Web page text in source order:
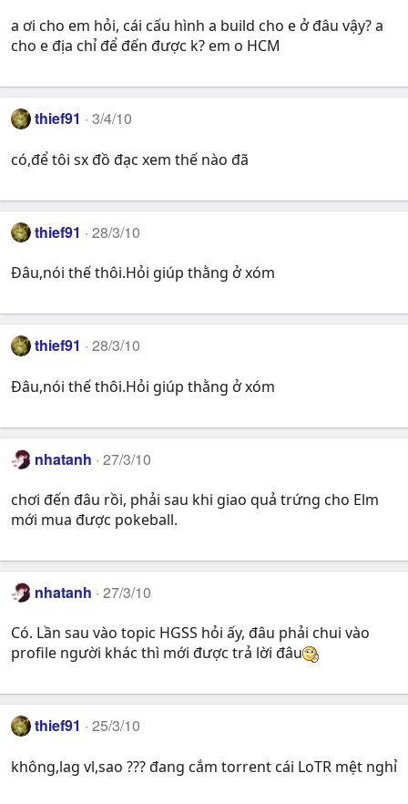
a ơi cho em hỏi, cái cấu hình a build cho e ở đâu vậy? a
cho e địa chỉ để đến được k? em o HCM
thief91 3/4/10
có,để tôi sx đồ đạc xem thế nào đã
thief91 28/3/10
Đâu,nói thế thôi.Hỏi giúp thằng ở xóm
thief91 28/3/10
Đâu,nói thế thôi.Hỏi giúp thằng ở xóm
nhatanh 27/3/10
chơi đến đâu rồi, phải sau khi giao quả trứng cho Elm
mới mua được pokeball.
nhatanh 27/3/10
Có. Lần sau vào topic HGSS hỏi ấy, đâu phải chui vào
profile người khác thì mới được trả lời đâu
thief91 25/3/10
không,lag vl,sao ??? đang cắm torrent cái LoTR mệt nghỉ